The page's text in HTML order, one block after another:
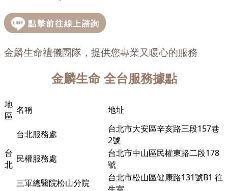
金麟生命禮儀團隊，提供您專業又暖心的服務
金麟生命 全台服務據點
地
區
名稱 地址
台
北
台北服務處
台北市大安區辛亥路三段157巷
2號
民權服務處
台北市中山區民權東路二段178
號
三軍總醫院松山分院
台北市松山區健康路131號B1 往